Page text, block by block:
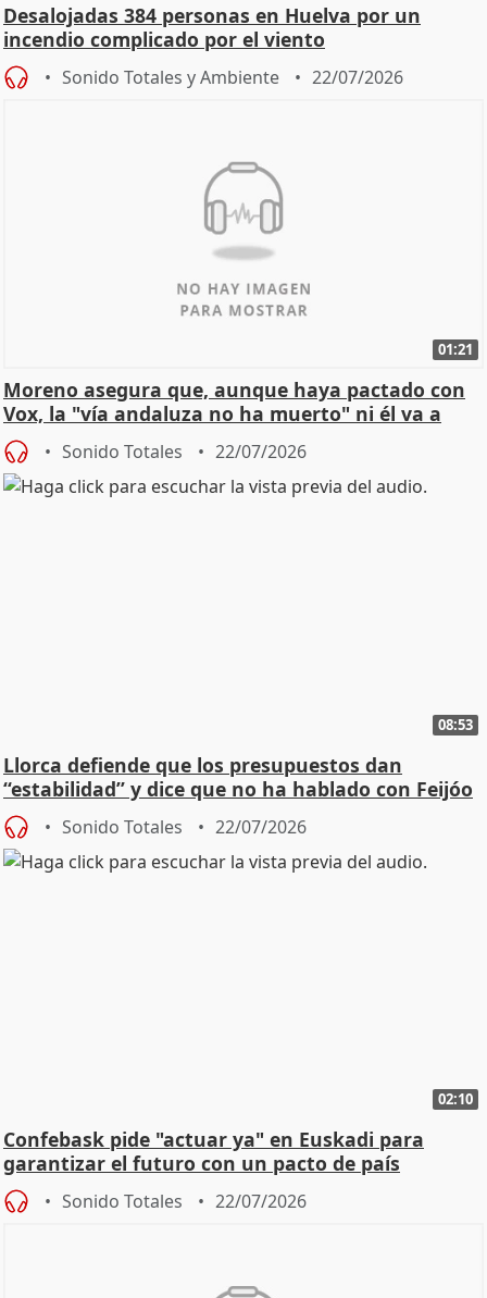
Desalojadas 384 personas en Huelva por un
incendio complicado por el viento
Sonido Totales y Ambiente 22/07/2026
01:21
Moreno asegura que, aunque haya pactado con
Vox, la "vía andaluza no ha muerto" ni él va a
"cambiar"
Sonido Totales 22/07/2026
08:53
Llorca defiende que los presupuestos dan
“estabilidad” y dice que no ha hablado con Feijóo
Sonido Totales 22/07/2026
02:10
Confebask pide "actuar ya" en Euskadi para
garantizar el futuro con un pacto de país
Sonido Totales 22/07/2026